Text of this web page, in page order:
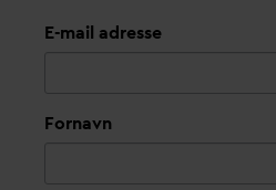
E-mail adresse
Fornavn